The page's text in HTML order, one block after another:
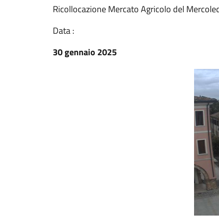
Ricollocazione Mercato Agricolo del
Data :
30 gennaio 2025